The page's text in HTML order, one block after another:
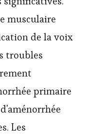
musculaire
de la voix
troubles
primaire
Les